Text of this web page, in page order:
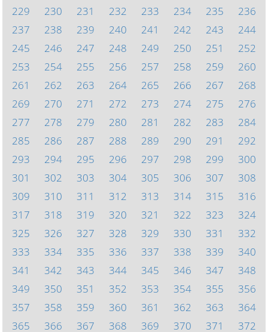
229
230 231 232 233 234 235
236
237
238 239 240 241 242 243
244
245
246 247 248 249 250 251
252
253
254 255 256 257 258 259
260
261
262 263 264 265 266 267
268
269
270 271 272 273 274 275
276
277
278 279 280 281 282 283
284
285
286 287 288 289 290 291
292
293
294 295 296 297 298 299
300
301
302 303 304 305 306 307
308
309
310 311 312 313 314 315
316
317
318 319 320 321 322 323
324
325
326 327 328 329 330 331
332
333
334 335 336 337 338 339
340
341
342 343 344 345 346 347
348
349
350 351 352 353 354 355
356
357
358 359 360 361 362 363
364
365
366 367 368 369 370 371 372